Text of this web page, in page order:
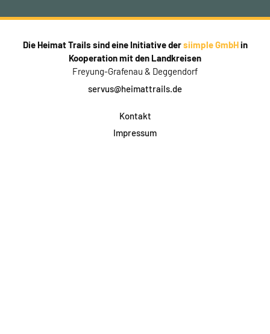
Die Heimat Trails sind eine Initiative dersiimple GmbHin
Kooperation mit den Landkreisen
Freyung-Grafenau & Deggendorf
servus@heimattrails.de
Kontakt
Impressum